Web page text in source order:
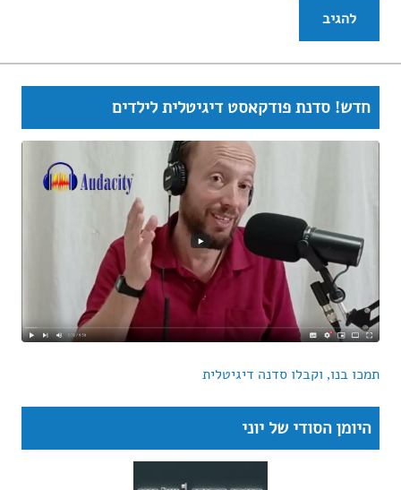
חדש! סדנת פודקאסט דיגיטלית לילדים
תמכו בנו, וקבלו סדנה דיגיטלית
היומן הסודי של יוני